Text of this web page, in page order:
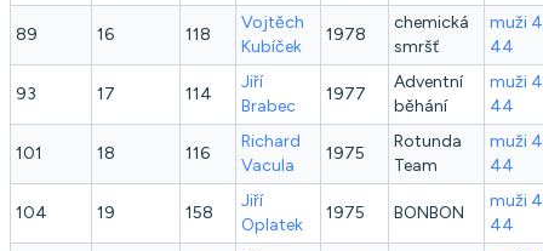
89 16 118
Vojtěch
Kubíček
1978
chemická
smršť
muži
44
93 17 114
Jiří
Brabec
1977
Adventní
běhání
muži
44
101 18 116
Richard
Vacula
1975
Rotunda
Team
muži
44
104 19 158
Jiří
Oplatek
1975 BONBON
muži
44